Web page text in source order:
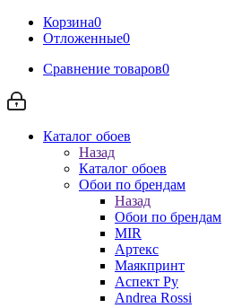
Корзина0
Отложенные0
Сравнение товаров0
Каталог обоев
Назад
Каталог обоев
Обои по брендам
Назад
Обои по брендам
MIR
Артекс
Маякпринт
Аспект Ру
Andrea Rossi